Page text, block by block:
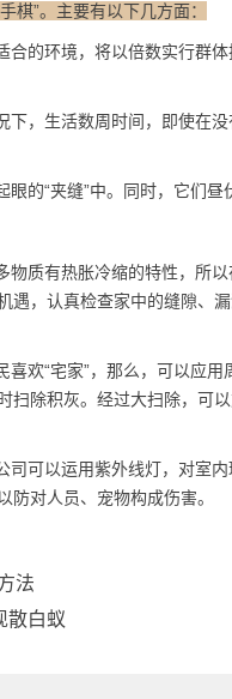
棋”。主要有以下几方面：
的环境，将以倍数实行群
，生活数周时间，即使在
的“夹缝”中。同时，它们
质有热胀冷缩的特性，所
遇，认真检查家中的缝隙、
喜欢“宅家”，那么，可以应
扫除积灰。经过大扫除，可
可以运用紫外线灯，对室
防对人员、宠物构成伤害。
法
散白蚁